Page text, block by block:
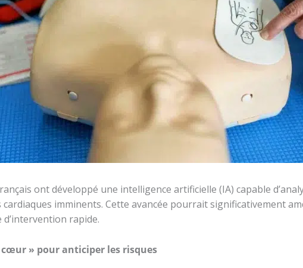
ont développé une intelligence artificielle (IA) capable
imminents. Cette avancée pourrait significativement
d’intervention rapide.
cœur » pour anticiper les risques